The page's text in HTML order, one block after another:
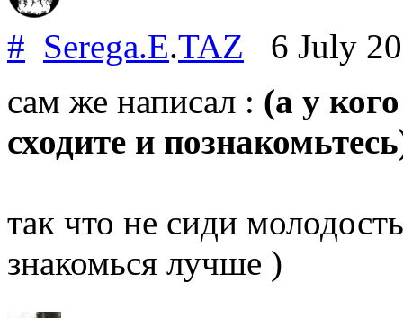
# Serega.E.TAZ 6 July
сам же написал : (а у
сходите и
так что не сиди
знакомься лучше )